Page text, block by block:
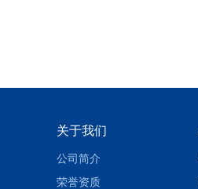
关于我们
公司简介
荣誉资质